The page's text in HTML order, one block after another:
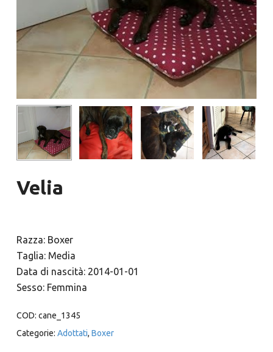
Velia
Razza: Boxer
Taglia: Media
Data di nascità: 2014-01-01
Sesso: Femmina
COD: cane_1345
Categorie: Adottati, Boxer